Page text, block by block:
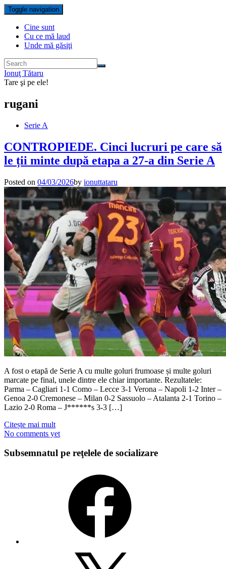
Toggle navigation
Cine sunt
Cu ce mă laud
Unde mă găsiţi
Ionuţ Tătaru
Tare şi pe ele!
rugani
Serie A
CONTROPIEDE. Cinci lucruri pe care să
le ții minte după etapa a 27-a din Serie A
Posted on 04/03/2026by ionuttataru
A fost o etapă de Serie A cu multe goluri frumoase și multe goluri
marcate pe final, unele dintre ele chiar importante. Rezultatele:
Parma – Cagliari 1-1 Como – Lecce 3-1 Verona – Napoli 1-2 Inter –
Genoa 2-0 Cremonese – Milan 0-2 Sassuolo – Atalanta 2-1 Torino –
Lazio 2-0 Roma – J******s 3-3 […]
Citește mai mult
No comments yet
Subsemnatul pe reţelele de socializare